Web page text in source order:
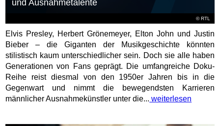
©RTL
und Ausnahmetalente
Elvis Presley, Herbert Grönemeyer, Elton John und Justin
Bieber – die Giganten der Musikgeschichte könnten
stilistisch kaum unterschiedlicher sein. Doch sie alle haben
Generationen von Fans geprägt. Die umfangreiche Doku-
Reihe reist diesmal von den 1950er Jahren bis in die
Gegenwart und nimmt die bewegendsten Karrieren
männlicher Ausnahmekünstler unter die... weiterlesen